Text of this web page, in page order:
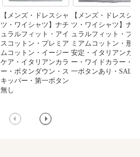
【メンズ・ドレスシャ
ツ・ワイシャツ】ナチ
ュラルフィット・アイ
スコットン・プレミア
ムコットン・イージー
ケア・イタリアンカラ
ー・ボタンダウン・ス
キッパー・第一ボタン
無し
【メンズ・ドレスシャ
ツ・ワイシャツ】ナチ
ュラルフィット・プレ
ミアムコットン・形態
安定・イタリアンカラ
ー・ワイドカラー・第
一ボタンあり・SALE